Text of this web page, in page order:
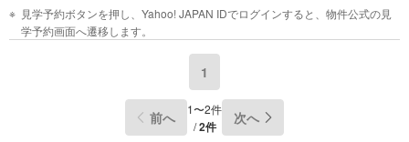
見学予約ボタンを押し、Yahoo! JAPAN IDでログインすると、物件公式の見
学予約画面へ遷移します。
1
前へ
1〜2件
/2件 次へ